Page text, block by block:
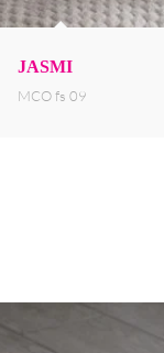
JASMI
MCO fs 09